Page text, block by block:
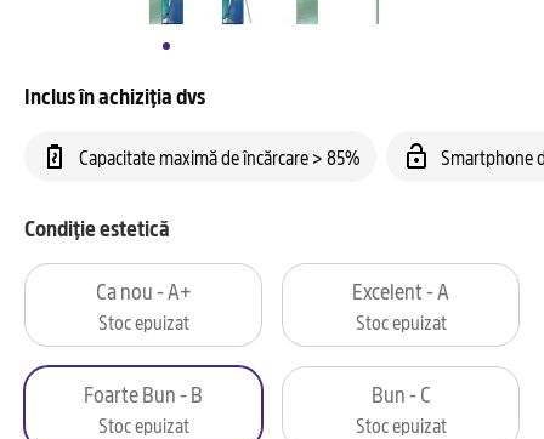
Inclus în achiziția dvs
Capacitate maximă de încărcare > 85% Smartphone
Condiție estetică
Ca nou - A+
Stoc epuizat
Excelent - A
Stoc epuizat
Foarte Bun - B
Stoc epuizat
Bun - C
Stoc epuizat